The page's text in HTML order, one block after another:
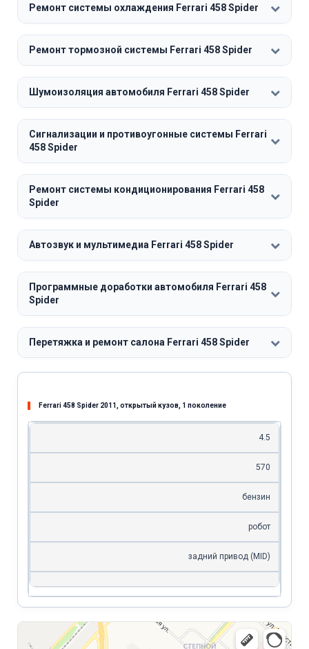
Ремонт системы охлаждения Ferrari 458 Spider
Ремонт тормозной системы Ferrari 458 Spider
Шумоизоляция автомобиля Ferrari 458 Spider
Сигнализации и противоугонные системы Ferrari
458 Spider
Ремонт системы кондиционирования Ferrari 458
Spider
Автозвук и мультимедиа Ferrari 458 Spider
Программные доработки автомобиля Ferrari 458
Spider
Перетяжка и ремонт салона Ferrari 458 Spider
Ferrari 458 Spider 2011, открытый кузов, 1 поколение
4.5
570
бензин
робот
задний привод (MID)